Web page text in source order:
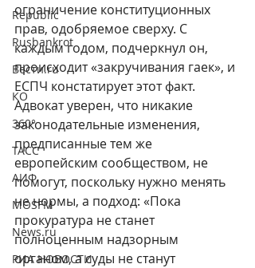
Republic
Rusbankrot
Вести.ru
КО
360°
ТАСС
АИФ
MOSFM
News.ru
РИА НОВОСТИ
ограничение конституционных
прав, одобряемое сверху. С
каждым годом, подчеркнул он,
происходит «закручивания гаек», и
ЕСПЧ констатирует этот факт.
Адвокат уверен, что никакие
законодательные изменения,
предписанные тем же
европейским сообществом, не
помогут, поскольку нужно менять
не нормы, а подход: «Пока
прокуратура не станет
полноценным надзорным
органом, а суды не станут